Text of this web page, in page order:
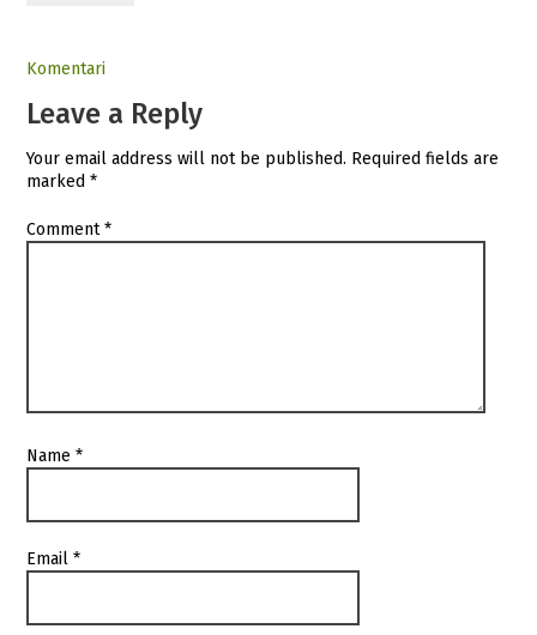
Komentari
Leave a Reply
Your email address will not be published. Required fields are
marked*
Comment*
Name*
Email*